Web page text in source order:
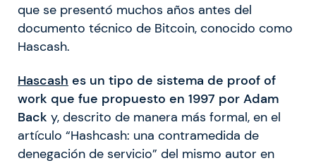
que se presentó muchos años antes del
documento técnico de Bitcoin, conocido como
Hascash.
Hascash es un tipo de sistema de proof of
work que fue propuesto en 1997 por Adam
Back y, descrito de manera más formal, en el
artículo “Hashcash: una contramedida de
denegación de servicio” del mismo autor en